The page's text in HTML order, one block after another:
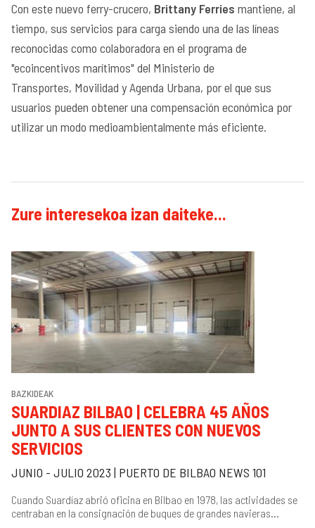
Con este nuevo ferry-crucero, Brittany Ferries mantiene, al
tiempo, sus servicios para carga siendo una de las líneas
reconocidas como colaboradora en el programa de
"ecoincentivos marítimos" del Ministerio de
Transportes, Movilidad y Agenda Urbana, por el que sus
usuarios pueden obtener una compensación económica por
utilizar un modo medioambientalmente más eficiente.
Zure interesekoa izan daiteke...
BAZKIDEAK
SUARDIAZ BILBAO | CELEBRA 45 AÑOS
JUNTO A SUS CLIENTES CON NUEVOS
SERVICIOS
JUNIO - JULIO 2023 | PUERTO DE BILBAO NEWS 101
Cuando Suardíaz abrió oficina en Bilbao en 1978, las actividades se
centraban en la consignación de buques de grandes navieras...